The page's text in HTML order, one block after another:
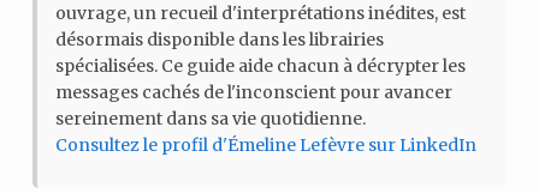
ouvrage, un recueil d'interprétations inédites, est
désormais disponible dans les librairies
spécialisées. Ce guide aide chacun à décrypter les
messages cachés de l'inconscient pour avancer
sereinement dans sa vie quotidienne.
Consultez le profil d'Émeline Lefèvre sur LinkedIn